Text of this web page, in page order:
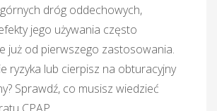
dróg oddechowych,
jego używania często
już od pierwszego zastosowania.
ryzyka lub cierpisz na obturacyjny
Sprawdź, co musisz wiedzieć